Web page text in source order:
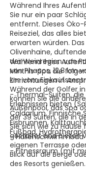
Während Ihres
Sie nur ein paar
entfernt. Dieses Öko-
Reiseziel, das alles
erwarten würden.
Olivenhaine,
der Weinregion von
von Phapos, 12,8 km
km vom
Während der Golfer
können Sie die
Außenpool, das Spa
der 39 Suiten, die in
Sie sich wie zu
gestaltet und bieten
eigenen Terrasse
Blick auf die Berge
des Resorts genießen.
Während Ihres
Minthis-Spa die
Einrichtungen in
- Thermal-Suiten,
Erlebnissen bieten
Caldarium, Finnische
Eisbrunnen,
Fußbad,
-
- Fitnessraum (mit